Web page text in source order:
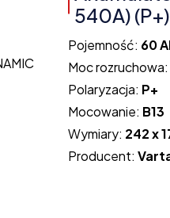
540A) (P+)
Pojemność: 60
Moc rozruchowa:
Polaryzacja: P+
Mocowanie: B13
Wymiary: 242 x
Producent: